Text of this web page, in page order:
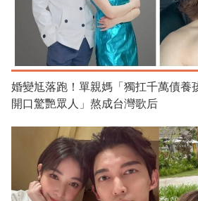
婚變尪落跑！單親媽「獨扛千萬債
開口驚艷眾人」熬成台灣歌后